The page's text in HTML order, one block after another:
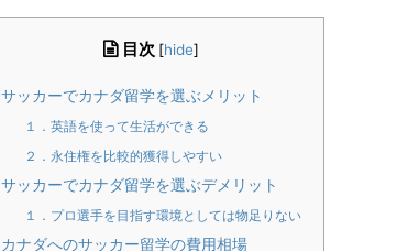
目次 [hide]
サッカーでカナダ留学を選ぶメリット
１．英語を使って生活ができる
２．永住権を比較的獲得しやすい
サッカーでカナダ留学を選ぶデメリット
１．プロ選手を目指す環境としては物足りない
カナダへのサッカー留学の費用相場